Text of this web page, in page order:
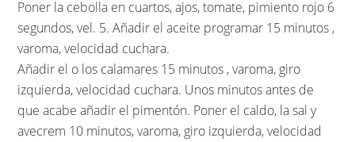
Poner la cebolla en cuartos, ajos, tomate, pimiento rojo 6
segundos, vel. 5. Añadir el aceite programar 15 minutos ,
varoma, velocidad cuchara.
Añadir el o los calamares 15 minutos , varoma, giro
izquierda, velocidad cuchara. Unos minutos antes de
que acabe añadir el pimentón. Poner el caldo, la sal y
avecrem 10 minutos, varoma, giro izquierda, velocidad